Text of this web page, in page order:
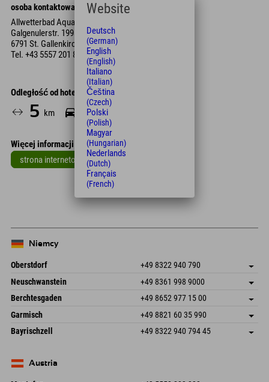
osoba kontaktowa
Allwetterbad Aquarena Montafon
Galgenulerstr. 199a
6791 St. Gallenkirch
Tel. +43 5557 201 88
Odległość od hotelu
5 km 8 Min.
Więcej informacji
strona internetowa
Leaflet
Niemcy
Oberstdorf +49 8322 940 790
An der Breitach 3
87538 Fischen I. Allgäu
Niemcy
Zapisz adres
Informacje o przyjeździe
Książka
Neuschwanstein +49 8361 998 9000
An der Riese 45
87484 Nesselwang im Allgäu
Niemcy
Zapisz adres
Książka
Berchtesgaden +49 8652 977 15 00
Hofreitstr. 7
83471 Schönau am Königssee
Niemcy
Zapisz adres
Informacje o przyjeździe
Książka
Garmisch +49 8821 60 35 990
Frickenstraße 22
82490 Farchant
Zapisz adres
Bayrischzell +49 8322 940 794 45
NiemcyAustria
Website
Deutsch
(German)
English
(English)
Italiano
(Italian)
Čeština
(Czech)
Polski
(Polish)
Magyar
(Hungarian)
Nederlands
(Dutch)
Français
(French)